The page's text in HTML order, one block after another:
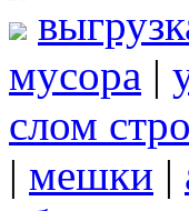
мусора |
слом
| мешки |